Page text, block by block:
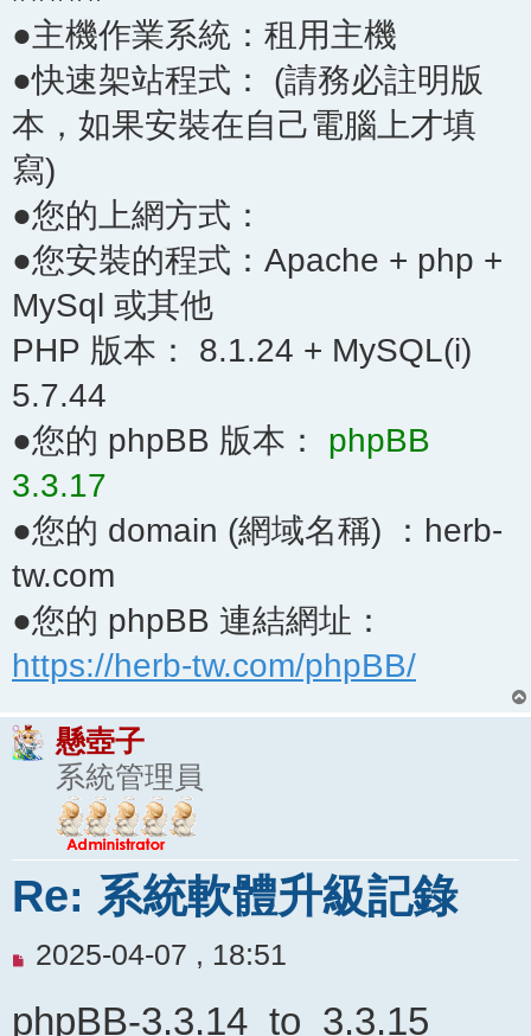
●主機作業系統：租用主機
●快速架站程式： (請務必註明版
本，如果安裝在自己電腦上才填
寫)
●您的上網方式：
●您安裝的程式：Apache + php +
MySql 或其他
PHP 版本： 8.1.24 + MySQL(i)
5.7.44
●您的 phpBB 版本： phpBB
3.3.17
●您的 domain (網域名稱) ：herb-
tw.com
●您的 phpBB 連結網址：
https://herb-tw.com/phpBB/
懸壺子
系統管理員
Re: 系統軟體升級記錄
未
讀
2025-04-07 , 18:51
phpBB-3.3.14_to_3.3.15